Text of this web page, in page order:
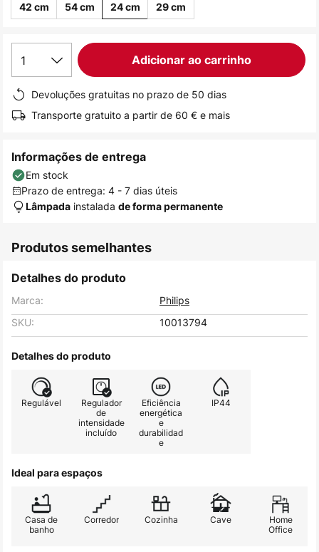
42 cm 54 cm 24 cm 29 cm
1 Adicionar ao carrinho
Devoluções gratuitas no prazo de 50 dias
Transporte gratuito a partir de 60 € e mais
Informações de entrega
Em stock
Prazo de entrega: 4 - 7 dias úteis
Lâmpada instalada de forma permanente
Produtos semelhantes
Detalhes do produto
Marca:
Philips
SKU:
10013794
Detalhes do produto
Regulável
Regulador
de
intensidade
incluído
Eficiência
energética
e
durabilidad
e
IP44
Ideal para espaços
Casa de
banho
Corredor Cozinha Cave
Home
Office